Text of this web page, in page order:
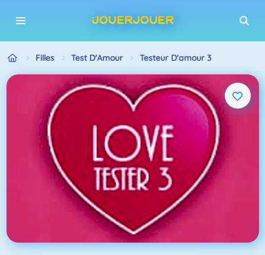
Filles Test D'Amour Testeur D'amour 3